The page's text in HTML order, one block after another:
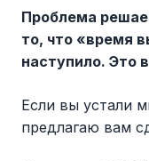
Проблема
то, что «время
наступило. Это
Если вы устали
предлагаю вам